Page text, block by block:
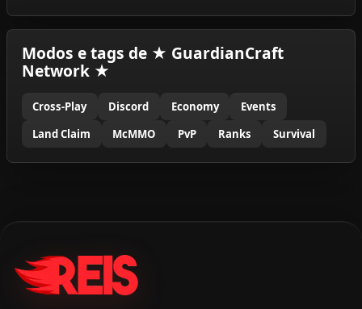
Modos e tags de ★ GuardianCraft
Network ★
Cross-Play Discord Economy
Events
Land Claim
McMMO PvP Ranks Survival